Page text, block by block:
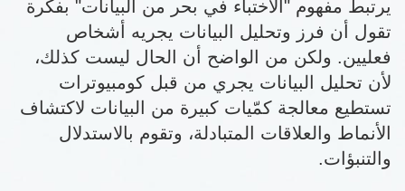
يرتبط مفهوم "الاختباء في بحر من البيانات" بفكرة
تقول أن فرز وتحليل البيانات يجريه أشخاص
فعليين. ولكن من الواضح أن الحال ليست كذلك،
لأن تحليل البيانات يجري من قبل كومبيوترات
تستطيع معالجة كمّيات كبيرة من البيانات لاكتشاف
الأنماط والعلاقات المتبادلة، وتقوم بالاستدلال
والتنبؤات.